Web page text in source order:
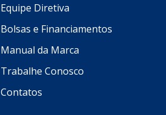
Equipe Diretiva
Bolsas e Financiamentos
Manual da Marca
Trabalhe Conosco
Contatos